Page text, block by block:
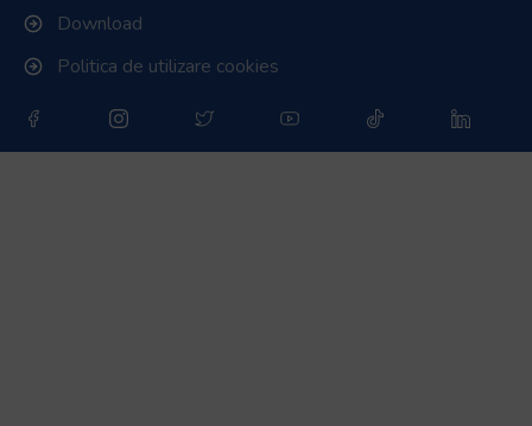
Download
Politica de utilizare cookies